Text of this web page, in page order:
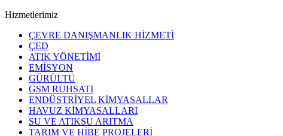
Hizmetlerimiz
ÇEVRE DANIŞMANLIK HİZMETİ
ÇED
ATIK YÖNETİMİ
EMİSYON
GÜRÜLTÜ
GSM RUHSATI
ENDÜSTRİYEL KİMYASALLAR
HAVUZ KİMYASALLARI
SU VE ATIKSU ARITMA
TARIM VE HİBE PROJELERİ